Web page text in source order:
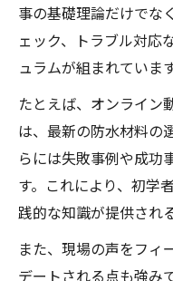
事の基礎理論だけでな
ェック、トラブル対応
ュラムが組まれています
たとえば、オンライン
は、最新の防水材料の
らには失敗事例や成功
す。これにより、初学
践的な知識が提供され
また、現場の声をフィ
デートされる点も強み